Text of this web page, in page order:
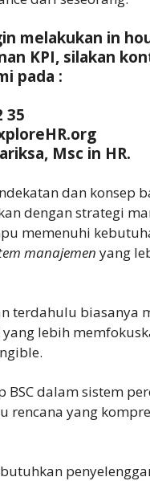
melakukan in
KPI, silakan
pada :
35
Msc in HR.
dan konsep
dengan strategi
memenuhi
manajemen yang
terdahulu biasanya
lebih
BSC dalam sistem
rencana yang